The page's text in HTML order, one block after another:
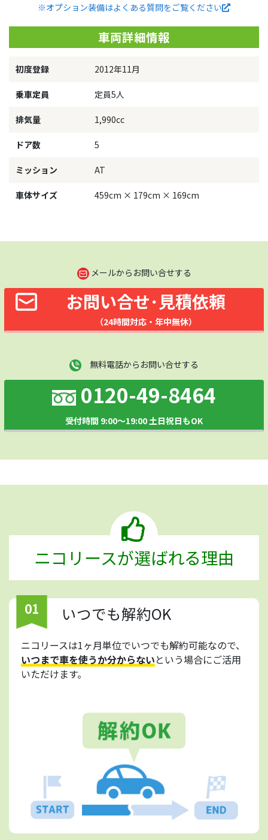
※オプション装備はよくある質問をご覧ください
車両詳細情報
初度登録 2012年11月
乗車定員 定員5人
排気量 1,990cc
ドア数 5
ミッション AT
車体サイズ 459cm × 179cm × 169cm
メールからお問い合せする
お問い合せ･見積依頼
（24時間対応・年中無休）
無料電話からお問い合せする
0120-49-8464
受付時間 9:00～19:00 土日祝日もOK
ニコリースが選ばれる理由
01 いつでも解約OK
ニコリースは1ヶ月単位でいつでも解約可能なので、
いつまで車を使うか分からないという場合にご活用
いただけます。